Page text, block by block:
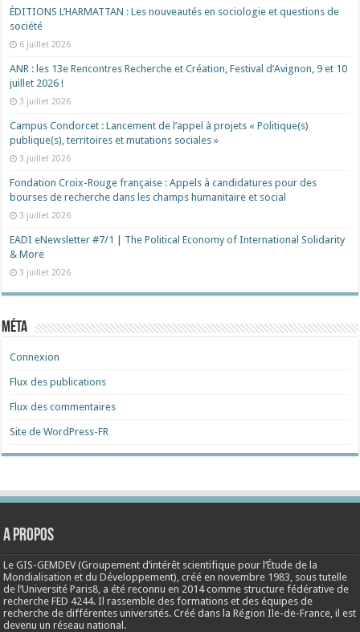
ÉDITIONS L’HARMATTAN : Les nouveautés en sociologie et questions de
société
6 juillet 2026
ANR : les 13e Rencontres Recherche et Création, Festival d’Avignon, 9 et 10
juillet 2026 !
3 juillet 2026
Campus Condorcet : Lancement de l’appel à projets « Politique(s)
publique(s), territoires et mutations sociales »
3 juillet 2026
Fondation Croix-Rouge française : Appels à candidatures pour des
bourses de recherche dans les champs humanitaire et social
3 juillet 2026
EADI eNewsletter #7/1 | The Political Economy of International Solidarity
& More
3 juillet 2026
Méta
Connexion
Flux des publications
Flux des commentaires
Site de WordPress-FR
A propos
Le GIS-GEMDEV (Groupement d’intérêt scientifique pour l’Étude de la
Mondialisation et du Développement), créé ennovembre 1983 , sous tutelle
de l’Université Paris8, a été reconnu en 2014 comme structure fédérative de
recherche FED 4244. Il rassemble des formations et des équipes de
recherche de différentes universités. Créé dans la Région Ile-de-France, il est
devenu un réseau national.